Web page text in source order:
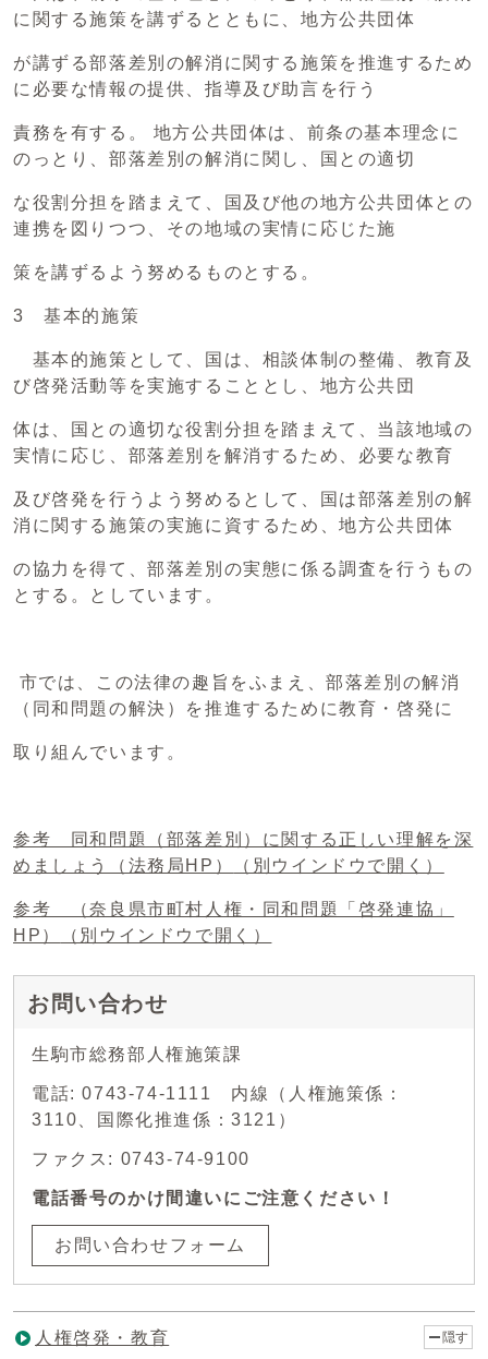
に関する施策を講ずるとともに、地方公共団体
が講ずる部落差別の解消に関する施策を推進するため
に必要な情報の提供、指導及び助言を行う
責務を有する。 地方公共団体は、前条の基本理念に
のっとり、部落差別の解消に関し、国との適切
な役割分担を踏まえて、国及び他の地方公共団体との
連携を図りつつ、その地域の実情に応じた施
策を講ずるよう努めるものとする。
3 基本的施策
基本的施策として、国は、相談体制の整備、教育及
び啓発活動等を実施することとし、地方公共団
体は、国との適切な役割分担を踏まえて、当該地域の
実情に応じ、部落差別を解消するため、必要な教育
及び啓発を行うよう努めるとして、国は部落差別の解
消に関する施策の実施に資するため、地方公共団体
の協力を得て、部落差別の実態に係る調査を行うもの
とする。としています。
市では、この法律の趣旨をふまえ、部落差別の解消
（同和問題の解決）を推進するために教育・啓発に
取り組んでいます。
参考 同和問題（部落差別）に関する正しい理解を深
めましょう（法務局HP）
（別ウインドウで開く）
参考 （奈良県市町村人権・同和問題「啓発連協」
HP）
（別ウインドウで開く）
お問い合わせ
生駒市総務部人権施策課
電話: 0743-74-1111 内線（人権施策係：
3110、国際化推進係：3121）
ファクス: 0743-74-9100
電話番号のかけ間違いにご注意ください！
お問い合わせフォーム
人権啓発・教育 隠す